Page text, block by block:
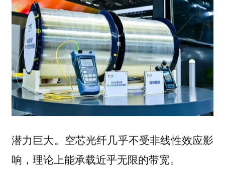
潜力巨大。空芯光纤几乎不受非线性效应影
响，理论上能承载近乎无限的带宽。